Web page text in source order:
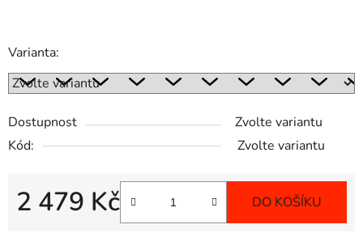
Varianta:
Dostupnost
Zvolte variantu
Kód:
Zvolte variantu
2 479 Kč DO KOŠÍKU